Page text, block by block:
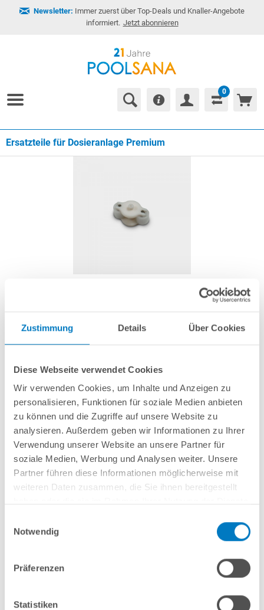
Zustimmung Details Über Cookies
Diese Webseite verwendet Cookies
Wir verwenden Cookies, um Inhalte und Anzeigen zu
personalisieren, Funktionen für soziale Medien anbieten
zu können und die Zugriffe auf unsere Website zu
analysieren. Außerdem geben wir Informationen zu Ihrer
Verwendung unserer Website an unsere Partner für
soziale Medien, Werbung und Analysen weiter. Unsere
Partner führen diese Informationen möglicherweise mit
weiteren Daten zusammen, die Sie ihnen bereitgestellt
Notwendig
Präferenzen
Statistiken
Newsletter: Immer zuerst über Top-Deals und Knaller-Angebote
informiert. Jetzt abonnieren
0
Ersatzteile für Dosieranlage Premium
29,99 € *
41,99 € *
inkl. gesetzlicher MwSt. zzgl. Versandkosten; ab 99,- frachtfrei
Lieferung in ca. 1-3 Arbeitstagen
Rad für pH-Dosieranlage V1
Vergleichen Merken
Anfrageformular